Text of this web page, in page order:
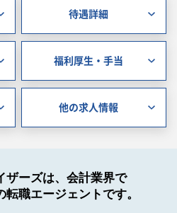
待遇詳細
福利厚生・手当
他の求人情報
ザーズは、会計業界で
職エージェントです。